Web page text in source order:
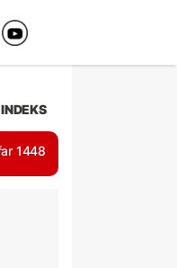
INDEKS
1448